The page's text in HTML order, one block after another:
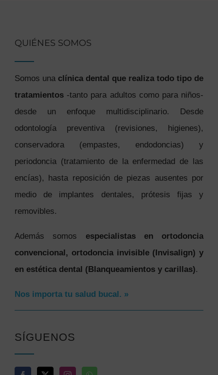
QUIÉNES SOMOS
Somos una clínica dental que realiza todo tipo de
tratamientos -tanto para adultos como para niños-
desde un enfoque multidisciplinario. Desde
odontología preventiva (revisiones, higienes),
conservadora (empastes, endodoncias) y
periodoncia (tratamiento de la enfermedad de las
encías), hasta reposición de piezas ausentes por
medio de implantes dentales, prótesis fijas y
removibles.
Además somos especialistas en ortodoncia
convencional, ortodoncia invisible (Invisalign) y
en estética dental (Blanqueamientos y carillas).
Nos importa tu salud bucal. »
SÍGUENOS